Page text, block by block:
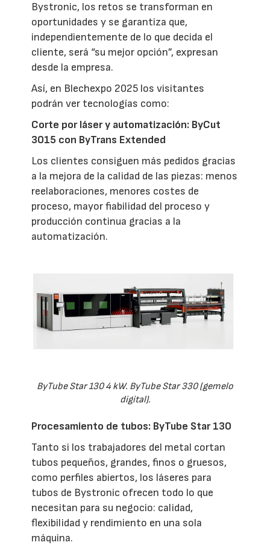
Bystronic, los retos se transforman en
oportunidades y se garantiza que,
independientemente de lo que decida el
cliente, será “su mejor opción”, expresan
desde la empresa.
Así, en Blechexpo 2025 los visitantes
podrán ver tecnologías como:
Corte por láser y automatización: ByCut
3015 con ByTrans Extended
Los clientes consiguen más pedidos gracias
a la mejora de la calidad de las piezas: menos
reelaboraciones, menores costes de
proceso, mayor fiabilidad del proceso y
producción continua gracias a la
automatización.
ByTube Star 130 4 kW. ByTube Star 330 (gemelo
digital).
Procesamiento de tubos: ByTube Star 130
Tanto si los trabajadores del metal cortan
tubos pequeños, grandes, finos o gruesos,
como perfiles abiertos, los láseres para
tubos de Bystronic ofrecen todo lo que
necesitan para su negocio: calidad,
flexibilidad y rendimiento en una sola
máquina.